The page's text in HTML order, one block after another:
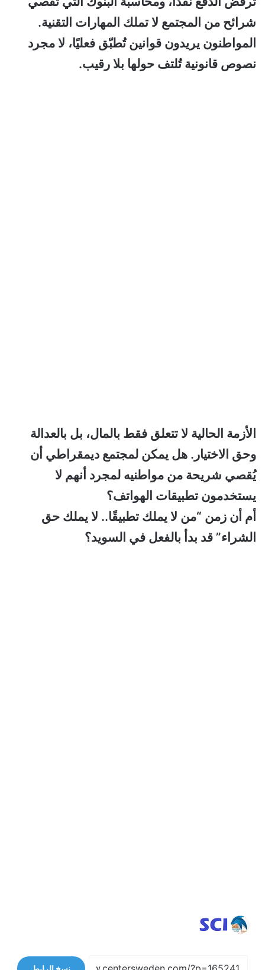
شرائح من المجتمع لا تملك المهارات التقنية.
المواطنون يريدون قوانين تُطبّق فعليًا، لا مجرد
نصوص قانونية تُلتف حولها بلا رقيب.
الأزمة الحالية لا تتعلق فقط بالمال، بل بالعدالة
وحق الاختيار. هل يمكن لمجتمع ديمقراطي أن
يُقصي شريحة من مواطنيه لمجرد أنهم لا
يستخدمون تطبيقات الهواتف؟
أم أن زمن “من لا يملك تطبيقًا.. لا يملك حق
الشراء” قد بدأ بالفعل في السويد؟